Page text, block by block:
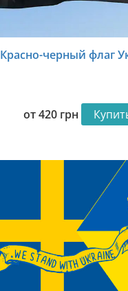
Красно-черный флаг
от420 грн